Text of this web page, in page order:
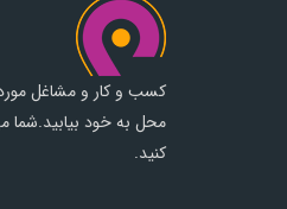
کسب و کار و مشاغل مورد
محل به خود بیابید.شما
کنید.